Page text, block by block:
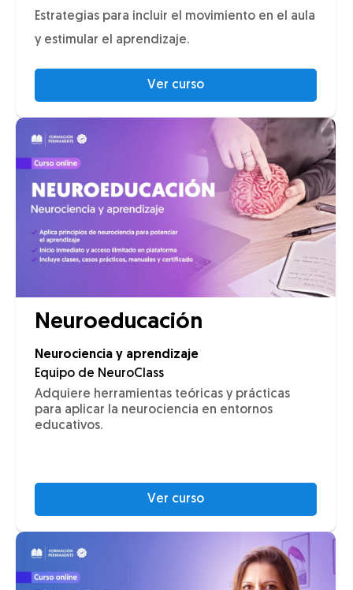
Estrategias para incluir el movimiento en el aula
y estimular el aprendizaje.
Ver curso
Neuroeducación
Neurociencia y aprendizaje
Equipo de NeuroClass
Adquiere herramientas teóricas y prácticas
para aplicar la neurociencia en entornos
educativos.
Ver curso